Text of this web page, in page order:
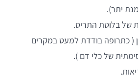
יתר).
של בלוטת התריס.
( כתרופה בודדת למעט במקרים
של כלי דם ).